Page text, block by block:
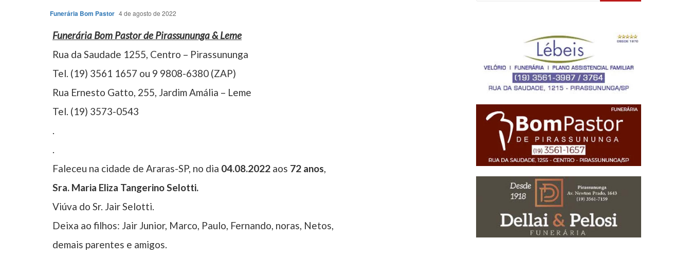
Funerária Bom Pastor 4 de agosto de 2022
Funerária Bom Pastor de Pirassununga & Leme
Rua da Saudade 1255, Centro – Pirassununga
Tel. (19) 3561 1657 ou 9 9808-6380 (ZAP)
Rua Ernesto Gatto, 255, Jardim Amália – Leme
Tel. (19) 3573-0543
.
.
Faleceu na cidade de Araras-SP, no dia 04.08.2022 aos 72 anos,
Sra. Maria Eliza Tangerino Selotti.
Viúva do Sr. Jair Selotti.
Deixa ao filhos: Jair Junior, Marco, Paulo, Fernando, noras, Netos,
demais parentes e amigos.